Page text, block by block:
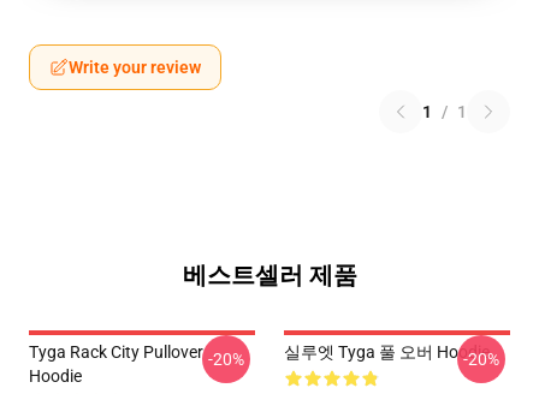
Write your review
1 / 1
베스트셀러 제품
Tyga Rack City Pullover
Hoodie
-20% 실루엣 Tyga 풀 오버 Hoodie
-20%